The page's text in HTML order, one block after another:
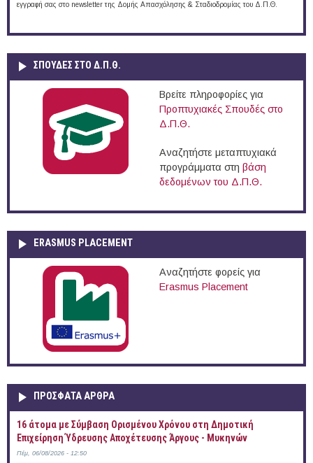
εγγραφή σας στο newsletter της Δομής Απασχόλησης & Σταδιοδρομίας του Δ.Π.Θ.
ΣΠΟΥΔΈΣ ΣΤΟ Δ.Π.Θ.
Βρείτε πληροφορίες για
Προπτυχιακές Σπουδές στο
Δ.Π.Θ.
Αναζητήστε μεταπτυχιακά
προγράμματα στη βάση
δεδομένων του Δ.Π.Θ.
ERASMUS PLACEMENT
Αναζητήστε φορείς για
Erasmus Placement
ΠΡOΣΦΑΤΑ AΡΘΡΑ
16 άτομα με Σύμβαση Ορισμένου Χρόνου στη Δημοτική
Επιχείρηση Ύδρευσης Αποχέτευσης Άργους - Μυκηνών
Πέμ, 06/08/2026 - 12:50